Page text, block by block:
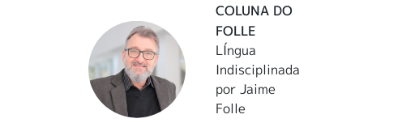
COLUNA DO
FOLLE
LÍngua
Indisciplinada
por Jaime
Folle